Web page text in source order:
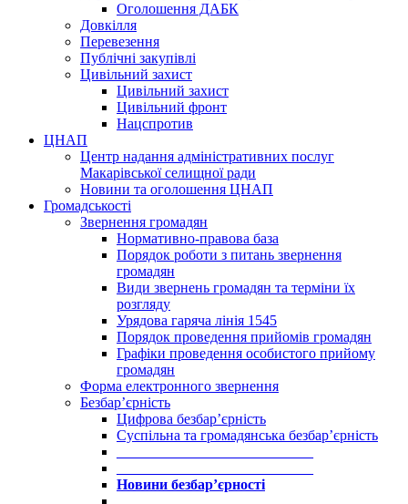
Оголошення ДАБК
Довкілля
Перевезення
Публічні закупівлі
Цивільний захист
Цивільний захист
Цивільний фронт
Нацспротив
ЦНАП
Центр надання адміністративних послуг
Макарівської селищної ради
Новини та оголошення ЦНАП
Громадськості
Звернення громадян
Нормативно-правова база
Порядок роботи з питань звернення
громадян
Види звернень громадян та терміни їх
розгляду
Урядова гаряча лінія 1545
Порядок проведення прийомів громадян
Графіки проведення особистого прийому
громадян
Форма електронного звернення
Безбар’єрність
Цифрова безбар’єрність
Суспільна та громадянська безбар’єрність
Новини безбар’єрності